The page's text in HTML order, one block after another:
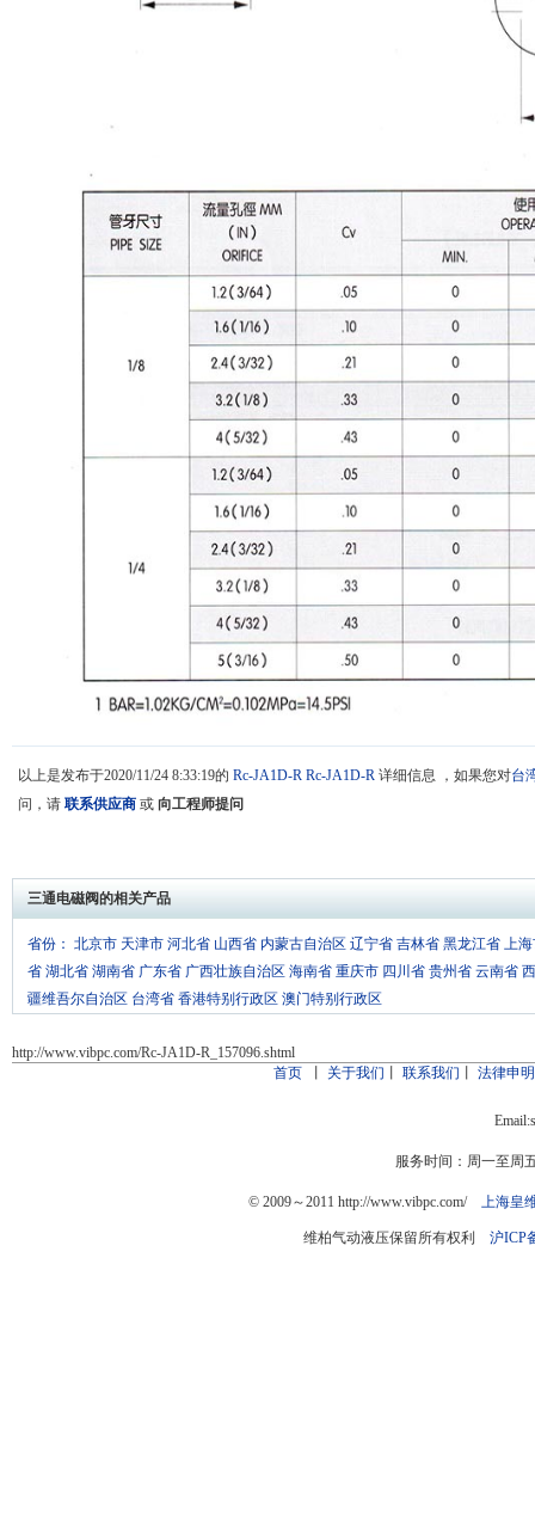
以上是发布于2020/11/24 8:33:19的 Rc-JA1D-R Rc-JA1D-R 详细信息 ，如果您对台
问，请 联系供应商 或 向工程师提问
三通电磁阀的相关产品
省份： 北京市 天津市 河北省 山西省 内蒙古自治区 辽宁省 吉林省 黑龙江省 上
省 湖北省 湖南省 广东省 广西壮族自治区 海南省 重庆市 四川省 贵州省 云南省
疆维吾尔自治区 台湾省 香港特别行政区 澳门特别行政区
http://www.vibpc.com/Rc-JA1D-R_157096.shtml
首页
关于我们 丨联系我们 丨法律申明
服务时间：周一至周
© 2009～2011 http://www.vibpc.com/ 上海皇
维柏气动液压保留所有权利 沪ICP